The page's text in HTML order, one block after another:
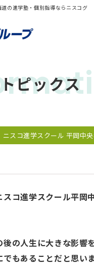
の進学塾・個別指導ならニスコグ
トピックス
ニスコ進学スクール 平岡中
コ進学スクール平岡
の人生に大きな影響
もあることだと思いま